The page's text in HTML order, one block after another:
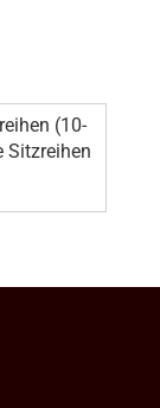
(10-
Sitzreihen